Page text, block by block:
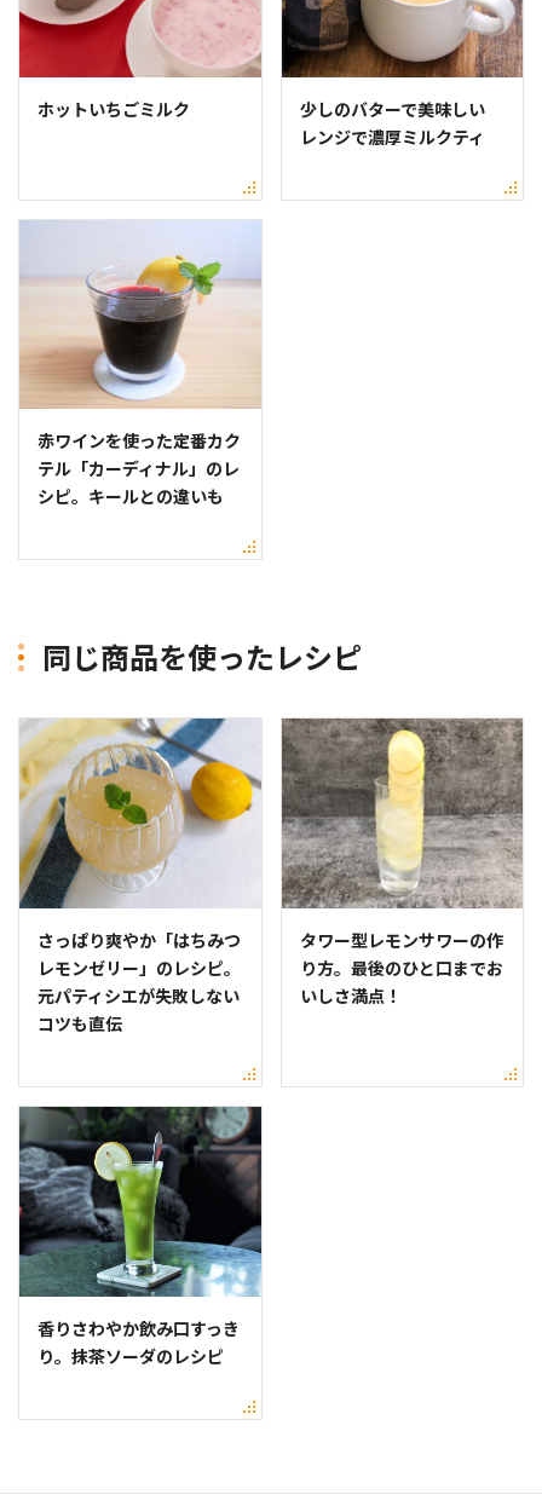
ホットいちごミルク
少しのバターで美味しい
レンジで濃厚ミルクティ
赤ワインを使った定番カク
テル「カーディナル」のレ
シピ。キールとの違いも
同じ商品を使ったレシピ
さっぱり爽やか「はちみつ
レモンゼリー」のレシピ。
元パティシエが失敗しない
コツも直伝
タワー型レモンサワーの作
り方。最後のひと口までお
いしさ満点！
香りさわやか飲み口すっき
り。抹茶ソーダのレシピ